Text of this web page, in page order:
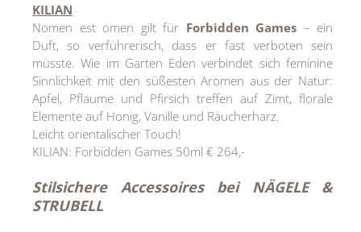
KILIAN
Nomen est omen gilt für Forbidden Games – ein
Duft, so verführerisch, dass er fast verboten sein
müsste. Wie im Garten Eden verbindet sich feminine
Sinnlichkeit mit den süßesten Aromen aus der Natur:
Apfel, Pflaume und Pfirsich treffen auf Zimt, florale
Elemente auf Honig, Vanille und Räucherharz.
Leicht orientalischer Touch!
KILIAN: Forbidden Games 50ml € 264,-
Stilsichere Accessoires bei NÄGELE &
STRUBELL